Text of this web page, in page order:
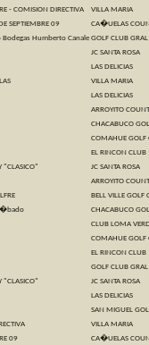
- COMISION DIRECTIVA
VILLA MARIA
SEPTIEMBRE 09
CA�UELAS
Humberto Canale GOLF CLUB
JC SANTA ROSA
LAS DELICIAS
VILLA MARIA
LAS DELICIAS
ARROYITO
CHACABUCO
COMAHUE GOLF
EL RINCON CLUB
"CLASICO"
JC SANTA ROSA
ARROYITO
BELL VILLE GOLF
CHACABUCO
CLUB LOMA
COMAHUE GOLF
EL RINCON CLUB
GOLF CLUB
"CLASICO"
JC SANTA ROSA
LAS DELICIAS
SAN MIGUEL
VILLA MARIA
09
CA�UELAS